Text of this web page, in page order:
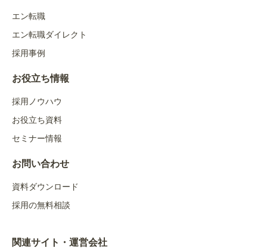
エン転職
エン転職ダイレクト
採用事例
お役立ち情報
採用ノウハウ
お役立ち資料
セミナー情報
お問い合わせ
資料ダウンロード
採用の無料相談
関連サイト・運営会社